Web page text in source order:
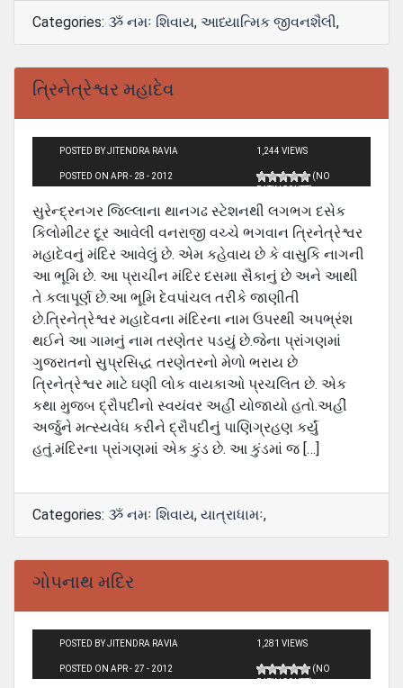
Categories: ૐ નમઃ શિવાય, આધ્યાત્મિક જીવનશૈલી,
ત્રિનેત્રેશ્વર મહાદેવ
POSTED BY JITENDRA RAVIA
POSTED ON APR - 28 - 2012
1,244 VIEWS
(NO
RATINGS YET)
સુરેન્દ્રનગર જિલ્લાના થાનગઢ સ્ટેશનથી લગભગ દસેક
કિલોમીટર દૂર આવેલી વનરાજી વચ્ચે ભગવાન ત્રિનેત્રેશ્વર
મહાદેવનું મંદિર આવેલું છે. એમ કહેવાય છે કે વાસુકિ નાગની
આ ભૂમિ છે. આ પ્રાચીન મંદિર દસમા સૈકાનું છે અને આથી
તે કલાપૂર્ણ છે.આ ભૂમિ દેવપાંચલ તરીકે જાણીતી
છે.ત્રિનેત્રેશ્વર મહાદેવના મંદિરના નામ ઉપરથી અપભ્રંશ
થઈને આ ગામનું નામ તરણેતર પડયું છે.જેના પ્રાંગણમાં
ગુજરાતનો સુપ્રસિદ્ધ તરણેતરનો મેળો ભરાય છે
ત્રિનેત્રેશ્વર માટે ઘણી લોક વાયકાઓ પ્રચલિત છે. એક
કથા મુજબ દ્રૌપદીનો સ્વયંવર અહીં યોજાયો હતો.અહીં
અર્જુને મત્સ્યવેધ કરીને દ્રૌપદીનું પાણિગ્રહણ કર્યું
હતું.મંદિરના પ્રાંગણમાં એક કુંડ છે. આ કુંડમાં જ […]
Categories: ૐ નમઃ શિવાય, યાત્રાધામઃ,
ગોપનાથ મદિર
POSTED BY JITENDRA RAVIA
POSTED ON APR - 27 - 2012
1,281 VIEWS
(NO
RATINGS YET)